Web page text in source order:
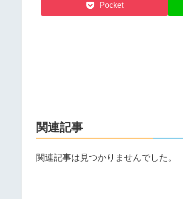
Pocket
関連記事
関連記事は見つかりませんでした。